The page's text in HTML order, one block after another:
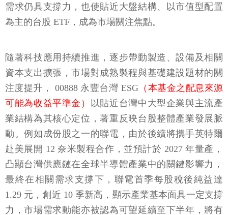
需求仍具支撐力，也使貼近大盤結構、以市值型配置
為主的台股 ETF，成為市場關注焦點。
隨著科技應用持續推進，逐步帶動製造、設備及相關
資本支出擴張，市場對成熟製程與基礎建設題材的關
注度提升， 00888 永豐台灣 ESG（本基金之配息來源
可能為收益平準金）
以貼近台灣中大型企業與主流產
業結構為其核心定位，著重反映台股整體產業發展脈
動。例如成份股之一的聯電，由於後續將攜手英特爾
赴美展開 12 奈米製程合作，並預計於 2027 年量產，
凸顯台灣供應鏈在全球半導體產業中的關鍵影響力，
最終在相關需求支撐下，聯電首季每股稅後純益達
1.29 元，創近 10 季新高，顯示產業基本面具一定支撐
力，市場需求動能亦被認為可望延續至下半年，將有